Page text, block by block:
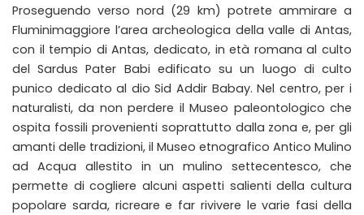
Proseguendo verso nord (29 km) potrete ammirare a
Fluminimaggiore l’area archeologica della valle di Antas,
con il tempio di Antas, dedicato, in età romana al culto
del Sardus Pater Babi edificato su un luogo di culto
punico dedicato al dio Sid Addir Babay. Nel centro, per i
naturalisti, da non perdere il Museo paleontologico che
ospita fossili provenienti soprattutto dalla zona e, per gli
amanti delle tradizioni, il Museo etnografico Antico Mulino
ad Acqua allestito in un mulino settecentesco, che
permette di cogliere alcuni aspetti salienti della cultura
popolare sarda, ricreare e far rivivere le varie fasi della